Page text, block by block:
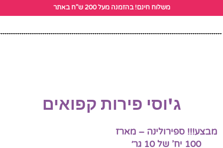
משלוח חינם! בהזמנה מעל 200 ש"ח באתר
ג'וסי פירות קפואים
מבצע!!! ספירולינה – מארז
100 יח’ של 10 גר׳